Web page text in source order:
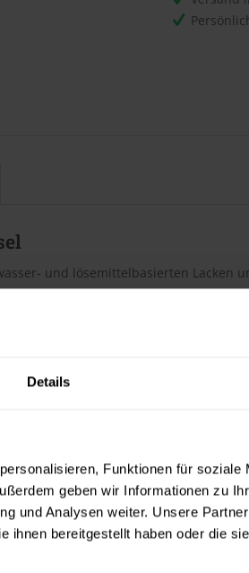
Details
Funktionen für soziale
geben wir Informationen zu
und Analysen weiter. Unsere
ihnen bereitgestellt haben oder die
und lösemittelbasierten Lacken
Synthetikborsten, sehr formstabil
Lacken und Lasuren
mit abtrennbarem Vorband